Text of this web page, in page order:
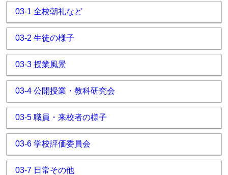
03-1 全校朝礼など
03-2 生徒の様子
03-3 授業風景
03-4 公開授業・教科研究会
03-5 職員・来校者の様子
03-6 学校評価委員会
03-7 日常その他